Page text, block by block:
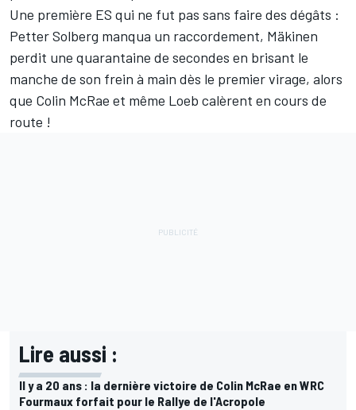
Une première ES qui ne fut pas sans faire des dégâts :
Petter Solberg manqua un raccordement, Mäkinen
perdit une quarantaine de secondes en brisant le
manche de son frein à main dès le premier virage, alors
que Colin McRae et même Loeb calèrent en cours de
route !
Lire aussi :
Il y a 20 ans : la dernière victoire de Colin McRae en WRC
Fourmaux forfait pour le Rallye de l'Acropole